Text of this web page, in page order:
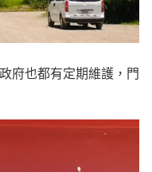
府也都有定期維護，門